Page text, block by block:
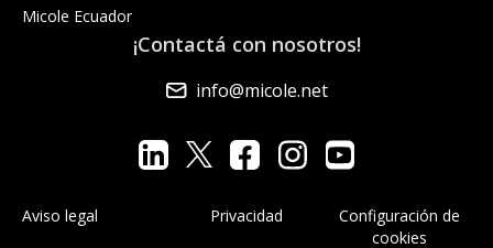
Micole Ecuador
¡Contactá con nosotros!
info@micole.net
Aviso legal Privacidad
Configuración de
cookies